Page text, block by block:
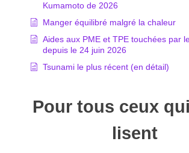
Kumamoto de 2026
Manger équilibré malgré la chaleur
Aides aux PME et TPE touchées par
depuis le 24 juin 2026
Tsunami le plus récent (en détail)
Pour tous ceux
lisent